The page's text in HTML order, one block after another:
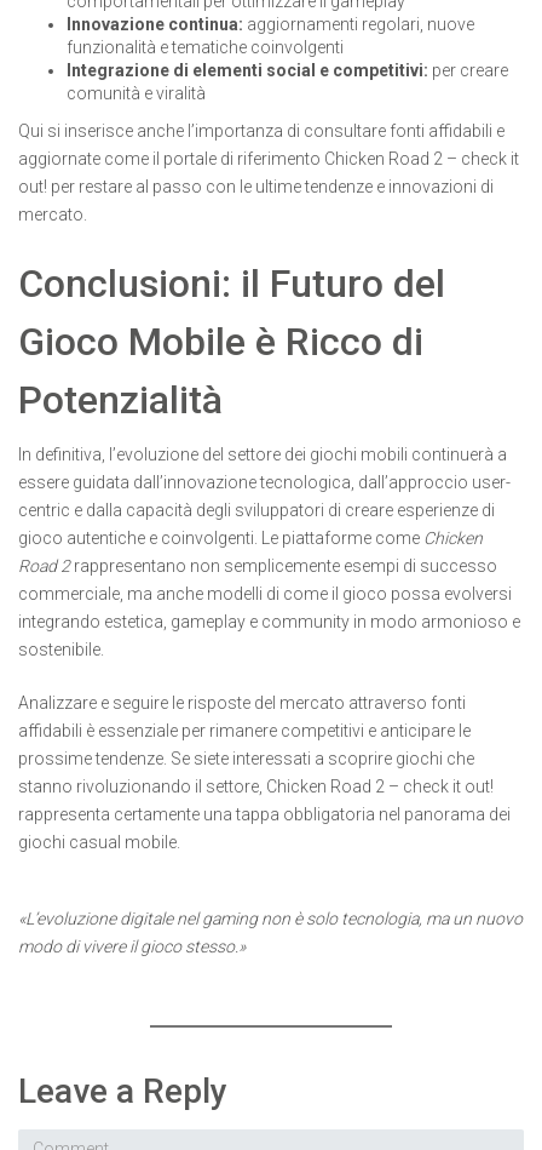
Innovazione continua: aggiornamenti regolari, nuove
funzionalità e tematiche coinvolgenti
Integrazione di elementi social e competitivi: per creare
comunità e viralità
Qui si inserisce anche l’importanza di consultare fonti affidabili e
aggiornate come il portale di riferimento Chicken Road 2 – check it
out! per restare al passo con le ultime tendenze e innovazioni di
mercato.
Conclusioni: il Futuro del
Gioco Mobile è Ricco di
Potenzialità
In definitiva, l’evoluzione del settore dei giochi mobili continuerà a
essere guidata dall’innovazione tecnologica, dall’approccio user-
centric e dalla capacità degli sviluppatori di creare esperienze di
gioco autentiche e coinvolgenti. Le piattaforme come Chicken
Road 2rappresentano non semplicemente esempi di successo
commerciale, ma anche modelli di come il gioco possa evolversi
integrando estetica, gameplay e community in modo armonioso e
sostenibile.
Analizzare e seguire le risposte del mercato attraverso fonti
affidabili è essenziale per rimanere competitivi e anticipare le
prossime tendenze. Se siete interessati a scoprire giochi che
stanno rivoluzionando il settore, Chicken Road 2 – check it out!
rappresenta certamente una tappa obbligatoria nel panorama dei
giochi casual mobile.
«L’evoluzione digitale nel gaming non è solo tecnologia, ma un nuovo
modo di vivere il gioco stesso.»
Leave a Reply